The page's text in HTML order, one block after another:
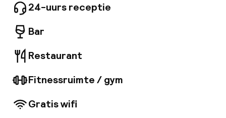
24-uurs receptie
Bar
Restaurant
Fitnessruimte / gym
Gratis wifi